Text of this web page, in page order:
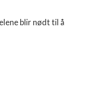
blir nødt til å